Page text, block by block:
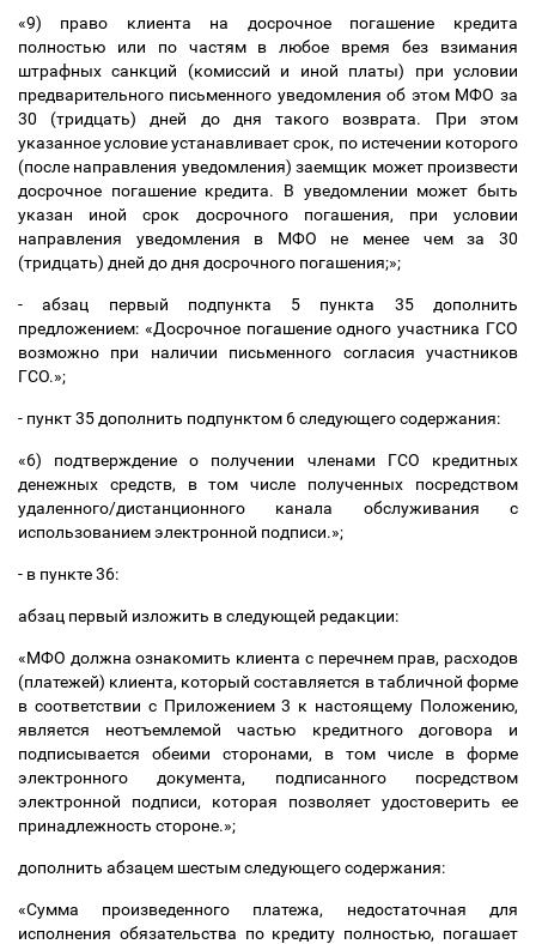
«9) право клиента на досрочное погашение кредита
полностью или по частям в любое время без взимания
штрафных санкций (комиссий и иной платы) при условии
предварительного письменного уведомления об этом МФО за
30 (тридцать) дней до дня такого возврата. При этом
указанное условие устанавливает срок, по истечении которого
(после направления уведомления) заемщик может произвести
досрочное погашение кредита. В уведомлении может быть
указан иной срок досрочного погашения, при условии
направления уведомления в МФО не менее чем за 30
(тридцать) дней до дня досрочного погашения;»;
- абзац первый подпункта 5 пункта 35 дополнить
предложением: «Досрочное погашение одного участника ГСО
возможно при наличии письменного согласия участников
ГСО.»;
- пункт 35 дополнить подпунктом 6 следующего содержания:
«6) подтверждение о получении членами ГСО кредитных
денежных средств, в том числе полученных посредством
удаленного/дистанционного канала обслуживания с
использованием электронной подписи.»;
- в пункте 36:
абзац первый изложить в следующей редакции:
«МФО должна ознакомить клиента с перечнем прав, расходов
(платежей) клиента, который составляется в табличной форме
в соответствии с Приложением 3 к настоящему Положению,
является неотъемлемой частью кредитного договора и
подписывается обеими сторонами, в том числе в форме
электронного документа, подписанного посредством
электронной подписи, которая позволяет удостоверить ее
принадлежность стороне.»;
дополнить абзацем шестым следующего содержания:
«Сумма произведенного платежа, недостаточная для
исполнения обязательства по кредиту полностью, погашает